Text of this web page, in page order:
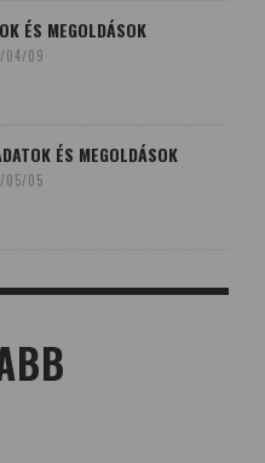
ÉS MEGOLDÁSOK
04/09
ÉS MEGOLDÁSOK
05/05